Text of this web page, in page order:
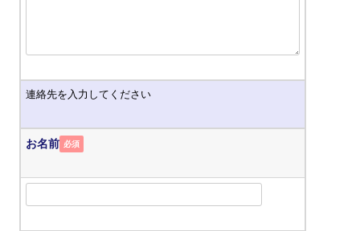
連絡先を入力してください
お名前 必須